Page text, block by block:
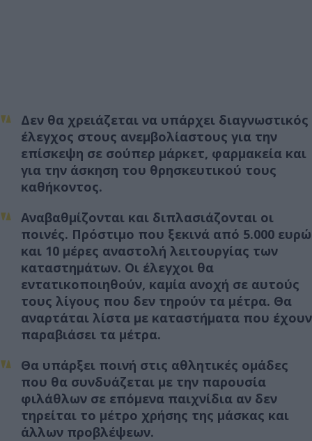
Δεν θα χρειάζεται να υπάρχει διαγνωστικός
έλεγχος στους ανεμβολίαστους για την
επίσκεψη σε σούπερ μάρκετ, φαρμακεία και
για την άσκηση του θρησκευτικού τους
καθήκοντος.
Αναβαθμίζονται και διπλασιάζονται οι
ποινές. Πρόστιμο που ξεκινά από 5.000 ευρώ
και 10 μέρες αναστολή λειτουργίας των
καταστημάτων. Οι έλεγχοι θα
εντατικοποιηθούν, καμία ανοχή σε αυτούς
τους λίγους που δεν τηρούν τα μέτρα. Θα
αναρτάται λίστα με καταστήματα που έχουν
παραβιάσει τα μέτρα.
Θα υπάρξει ποινή στις αθλητικές ομάδες
που θα συνδυάζεται με την παρουσία
φιλάθλων σε επόμενα παιχνίδια αν δεν
τηρείται το μέτρο χρήσης της μάσκας και
άλλων προβλέψεων.